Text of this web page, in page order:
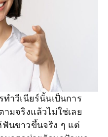
ำวีเนียร์นั้นเป็นการ
มจริงแล้วไม่ใช่เลย
ฟันขาวขึ้นจริง ๆ แต่